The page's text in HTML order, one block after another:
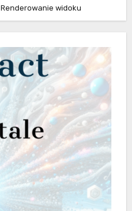
Renderowanie widoku